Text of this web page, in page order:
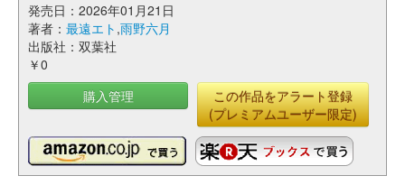
発売日：2026年01月21日
著者： 最遠エト ,雨野六月
出版社：双葉社
￥0
購入管理
この作品をアラート登録
(プレミアムユーザー限定)